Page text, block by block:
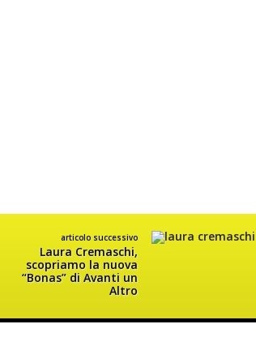
articolo successivo
Laura Cremaschi,
scopriamo la nuova
“Bonas” di Avanti un
Altro